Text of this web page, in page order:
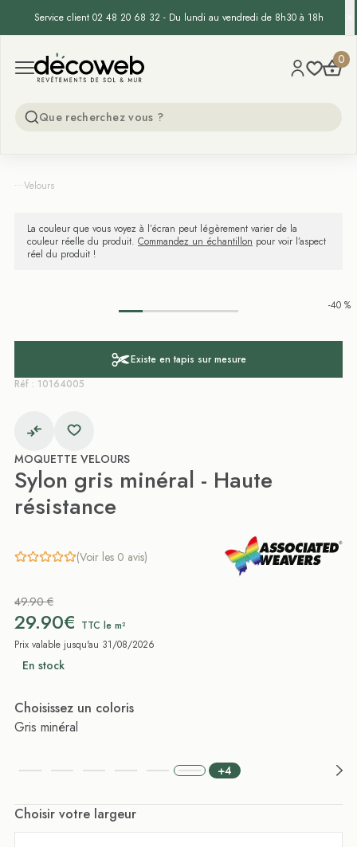
Service client 02 48 20 68 32 - Du lundi au vendredi de 8h30 à 18h
Open menu
Decoweb 0
...Velours
La couleur que vous voyez à l’écran peut légèrement varier de la
couleur réelle du produit. Commandez un échantillon pour voir l’aspect
réel du produit !
-40 %
Existe en tapis sur mesure
Réf : 10164005
MOQUETTE VELOURS
Sylon gris minéral - Haute
résistance
(Voir les 0 avis)
49.90 €
29.90€ TTC le m²
Prix valable jusqu'au 31/08/2026
En stock
Choisissez un coloris
Gris minéral
+4
Choisir votre largeur